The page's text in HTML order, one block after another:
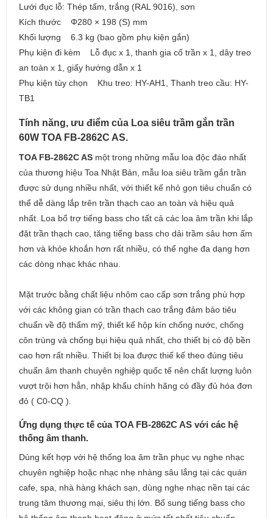
Lưới đục lỗ: Thép tấm, trắng (RAL 9016), sơn
Kích thước Φ280 × 198 (S) mm
Khối lượng 6.3 kg (bao gồm phụ kiện gắn)
Phụ kiện đi kèm Lỗ đục x 1, thanh gia cố trần x 1, dây treo
an toàn x 1, giấy hướng dẫn x 1
Phụ kiện tùy chọn Khu treo: HY-AH1, Thanh treo cầu: HY-
TB1
Tính năng, ưu điểm của Loa siêu trầm gắn trần
60W TOA FB-2862C AS.
TOA FB-2862C AS một trong những mẫu loa độc đáo nhất
của thương hiệu Toa Nhật Bản, mẫu loa siêu trầm gắn trần
được sử dụng nhiều nhất, với thiết kế nhỏ gọn tiêu chuẩn có
thể dễ dàng lắp trên trần thạch cao an toàn và hiệu quả
nhất. Loa bổ trợ tiếng bass cho tất cả các loa âm trần khi lắp
đặt trần thạch cao, tăng tiếng bass cho dải trầm sâu hơn ấm
hơn và khỏe khoắn hơn rất nhiều, có thể nghe đa dạng hơn
các dòng nhạc khác nhau.
Mặt trước bằng chất liệu nhôm cao cấp sơn trắng phù hợp
với các không gian có trần thạch cao trắng đảm bảo tiêu
chuẩn về độ thẩm mỹ, thiết kế hộp kín chống nước, chống
côn trùng và chống bụi hiệu quả nhất, cho thiết bị có độ bền
cao hơn rất nhiều. Thiết bị loa được thiế kế theo đúng tiêu
chuẩn âm thanh chuyên nghiệp quốc tế nên chất lượng luôn
vượt trội hơn hẳn, nhập khẩu chính hãng có đầy đủ hóa đơn
đỏ ( C0-CQ ).
Ứng dụng thực tế của TOA FB-2862C AS với các hệ
thống âm thanh.
Dùng kết hợp với hệ thống loa âm trần phục vụ nghe nhạc
chuyên nghiệp hoặc nhạc nhẹ nhàng sâu lắng tại các quán
cafe, spa, nhà hàng khách sạn, dùng nghe nhạc nền tại các
trung tâm thương mại, siêu thị lớn. Bổ sung tiếng bass cho